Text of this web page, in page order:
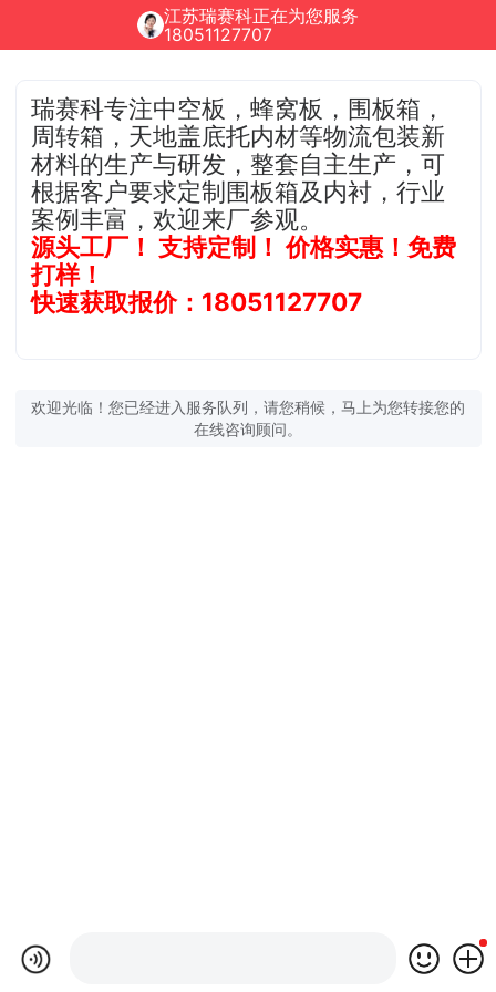
江苏瑞赛科正在为您服务
18051127707
瑞赛科专注中空板，蜂窝板，围板箱，
周转箱，天地盖底托内材等物流包装新
材料的生产与研发，整套自主生产，可
根据客户要求定制围板箱及内衬，行业
案例丰富，欢迎来厂参观。
源头工厂！ 支持定制！ 价格实惠！免费
打样！
快速获取报价：18051127707
欢迎光临！您已经进入服务队列，请您稍候，马上为您转接您的
在线咨询顾问。